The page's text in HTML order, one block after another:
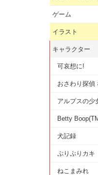
ゲーム
イラスト
キャラクター
可哀想に!
おさわり探偵
アルプスの少
Betty
犬記録
ぷりぷりカキ
ねこまみれ